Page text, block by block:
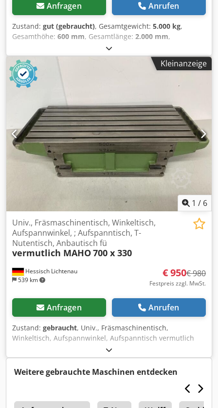
Anfragen Anrufen
Zustand: gut (gebraucht), Gesamtgewicht: 5.000 kg,
Gesamthöhe: 600 mm, Gesamtlänge: 2.000 mm,
, Zum Verkauf steht hier eine
große Aufspannplatte mit T-Nuten in gutem, gebrauchten
Zustand, wie auf den Bildern zusehen. Maße: ca. 200 x 200
x 60 cm (LxBxH) T-Nutenbreite: ca. 34 mm Gewicht: ca.
5.000 kg Wir können mit Stapler oder Kran aufladen.
Djdpfoyhmi Hjx Andsck Besichtigung / Abholung ist nach
Absprache in 42855 Remscheid möglich. Sie erhalten eine
Rechnung mit ausgewiesener Mehrwertsteuer. Irrtum in
technischen Daten und Zwischenverkauf vorbehalten.
Kleinanzeige
1 / 6
Hessisch Lichtenau
539 km
Univ., Fräsmaschinentisch, Winkeltisch,
Aufspannwinkel, ; Aufspanntisch, T-
Nutentisch, Anbautisch fü
vermutlich MAHO700 x 330
€ 950€ 980
Festpreis zzgl. MwSt.
Anfragen Anrufen
Zustand: gebraucht, Univ., Fräsmaschinentisch,
Winkeltisch, Aufspannwinkel, Aufspanntisch vermutlich
MAHO T-Nutentisch, Anbautisch für Univ. Werkzeug-
Fäsmaschine Tisch- Nr: 76-400-1 / 2210 05 00 Tischgröße
700 x 330 mm Bauhöhe 210 mm Nutenbreite 12 mm
Nutenabstand 45 mm - Tischplatte mit 7x T-Nut 12 mm -
Montagefläche 90°, 13 mm Bohrungen,14 mm Langlöcher
für die Befestigung und 12 mm Führungsnut -
Weitere gebrauchte Maschinen entdecken